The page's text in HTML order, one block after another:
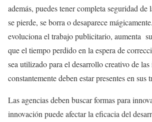
además, puedes tener completa seguridad de
se pierde, se borra o desaparece
evoluciona el trabajo publicitario, aumenta
que el tiempo perdido en la espera de
sea utilizado para el desarrollo creativo de las
constantemente deben estar presentes en sus
Las agencias deben buscar formas para
innovación puede afectar la eficacia del